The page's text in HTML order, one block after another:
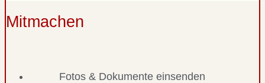
Mitmachen
Fotos & Dokumente einsenden